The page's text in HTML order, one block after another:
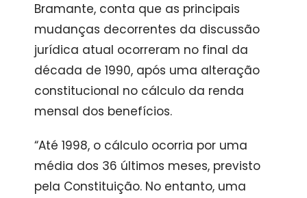
Bramante, conta que as principais
mudanças decorrentes da discussão
jurídica atual ocorreram no final da
década de 1990, após uma alteração
constitucional no cálculo da renda
mensal dos benefícios.
“Até 1998, o cálculo ocorria por uma
média dos 36 últimos meses, previsto
pela Constituição. No entanto, uma